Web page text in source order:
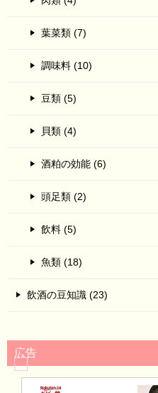
葉菜類 (7)
調味料 (10)
豆類 (5)
貝類 (4)
酒粕の効能 (6)
頭足類 (2)
飲料 (5)
魚類 (18)
飲酒の豆知識 (23)
広告